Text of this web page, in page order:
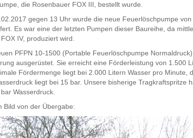
die Rosenbauer FOX III, bestellt wurde.
gegen 13 Uhr wurde die neue Feuerlöschpumpe
Es war eine der letzten Pumpen dieser Baureihe, da
IV, produziert wird.
PFPN 10-1500 (Portable Feuerlöschpumpe
ausgerüstet. Sie erreicht eine Förderleistung von 1.500
Fördermenge liegt bei 2.000 Litern Wasser pro
liegt bei 15 bar. Unsere bisherige Tragkraftspritze
Wasserdruck.
Bild von der Übergabe: